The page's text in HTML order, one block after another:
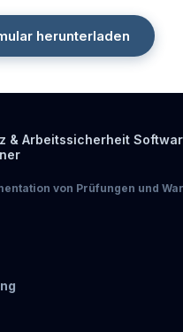
herunterladen
& Arbeitssicherheit
von Prüfungen und